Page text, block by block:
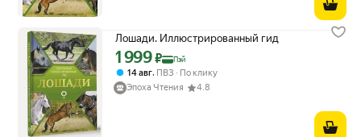
Лошади. Иллюстрированный гид
Цена с картой Яндекс Пэй 1999 ₽ вместо
1 999₽ Пэй
14 авг, ПВЗ
По клику
Эпоха Чтения
4.8